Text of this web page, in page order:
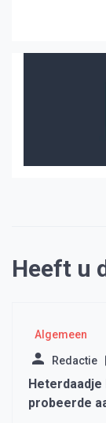
Heeft u
Algemeen
Redactie
Heterdaadje
probeerde